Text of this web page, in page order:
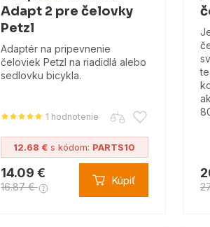
Adapt 2 pre čelovky
Petzl
Adaptér na pripevnenie
čeloviek Petzl na riadidlá alebo
sedlovku bicykla.
1 hodnotenie
12.68 € s kódom: PARTS10
14.09 €
16.87 € Kúpiť